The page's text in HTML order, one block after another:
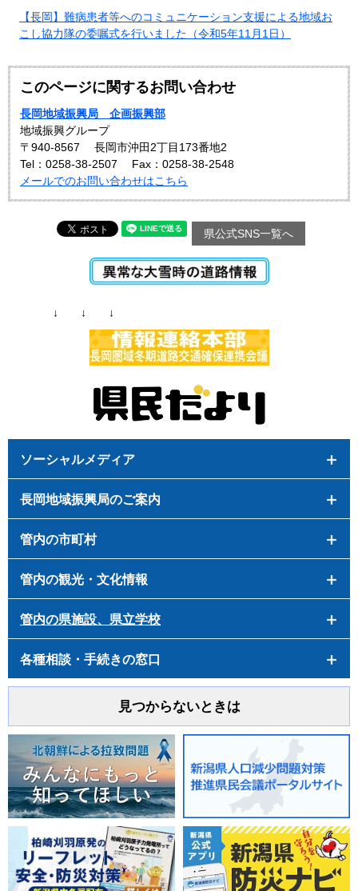
【長岡】難病患者等へのコミュニケーション支援による地域お
こし協力隊の委嘱式を行いました（令和5年11月1日）
このページに関するお問い合わせ
長岡地域振興局 企画振興部
地域振興グループ
〒940-8567
長岡市沖田2丁目173番地2
Tel：0258-38-2507
Fax：0258-38-2548
メールでのお問い合わせはこちら
県公式SNS一覧へ
↓ ↓ ↓
ソーシャルメディア
長岡地域振興局のご案内
管内の市町村
管内の観光・文化情報
管内の県施設、県立学校
各種相談・手続きの窓口
見つからないときは